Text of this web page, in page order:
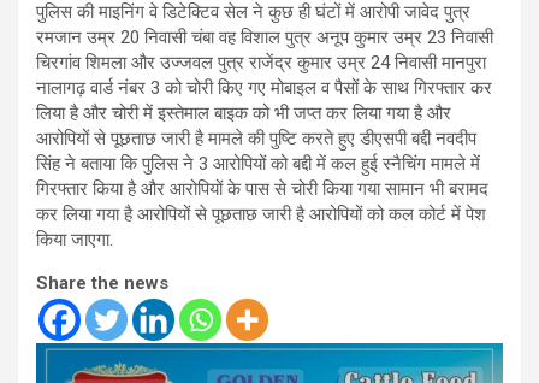
पुलिस की माइनिंग वे डिटेक्टिव सेल ने कुछ ही घंटों में आरोपी जावेद पुत्र
रमजान उम्र 20 निवासी चंबा वह विशाल पुत्र अनूप कुमार उम्र 23 निवासी
चिरगांव शिमला और उज्जवल पुत्र राजेंद्र कुमार उम्र 24 निवासी मानपुरा
नालागढ़ वार्ड नंबर 3 को चोरी किए गए मोबाइल व पैसों के साथ गिरफ्तार कर
लिया है और चोरी में इस्तेमाल बाइक को भी जप्त कर लिया गया है और
आरोपियों से पूछताछ जारी है मामले की पुष्टि करते हुए डीएसपी बद्दी नवदीप
सिंह ने बताया कि पुलिस ने 3 आरोपियों को बद्दी में कल हुई स्नैचिंग मामले में
गिरफ्तार किया है और आरोपियों के पास से चोरी किया गया सामान भी बरामद
कर लिया गया है आरोपियों से पूछताछ जारी है आरोपियों को कल कोर्ट में पेश
किया जाएगा.
Share the news